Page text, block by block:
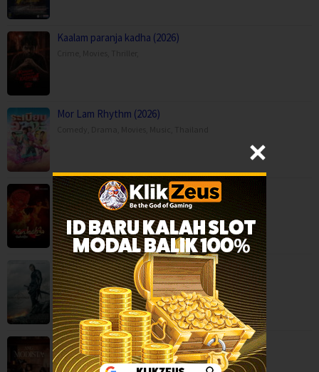
Kaalam paranja kadha (2026)
Mor Lam Rhythm (2026)
Paithalattam (2026)
Crime,Movies,Thriller,
Son of Revenge – The Story of Kalevala (…
Action,Drama,Movies,Finland
Ang Modista (2026)
BOX OFFICE,